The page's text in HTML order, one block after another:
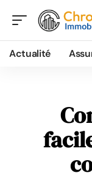
Actualité